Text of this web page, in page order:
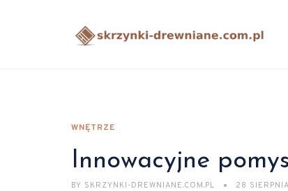
WNĘTRZE
Innowacyjne
BY SKRZYNKI-DREWNIANE.COM.PL 28